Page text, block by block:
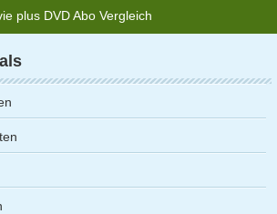
plus DVD Abo Vergleich